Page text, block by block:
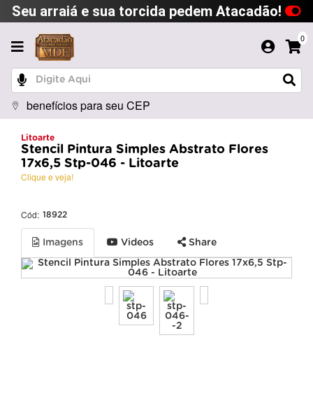
Seu arraiá e sua torcida pedem Atacadão!
0
benefícios para seu CEP
Litoarte
Stencil Pintura Simples Abstrato Flores
17x6,5 Stp-046 - Litoarte
Clique e veja!
Cód: 18922
Imagens Videos Share